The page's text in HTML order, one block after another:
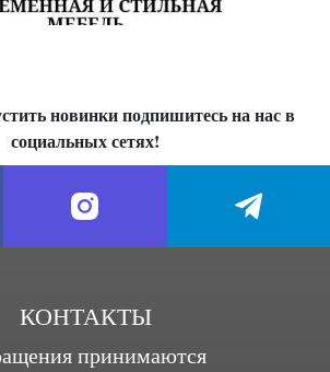
новинки подпишитесь на нас в
социальных сетях!
КОНТАКТЫ
принимаются